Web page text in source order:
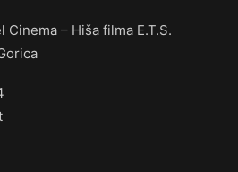
Cinema – Hiša filma E.T.S.